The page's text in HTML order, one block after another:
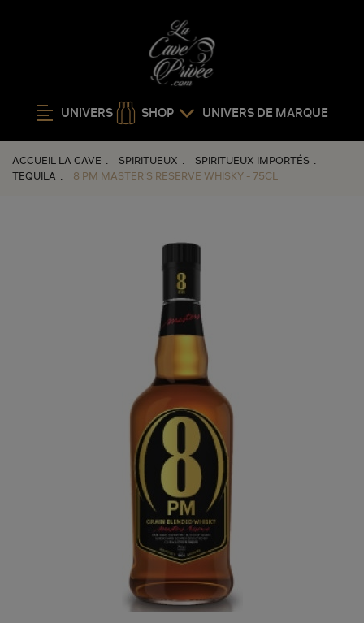
UNIVERS SHOP UNIVERS DE MARQUE
ACCUEIL LA CAVE SPIRITUEUX
SPIRITUEUX IMPORTÉS
TEQUILA
8 PM MASTER'S RESERVE WHISKY - 75CL